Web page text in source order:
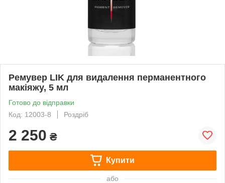
Ремувер LIK для видалення перманентного
макіяжу, 5 мл
Готово до відправки
Код: 12003-8
Роздріб
2 250 ₴
Купити
або